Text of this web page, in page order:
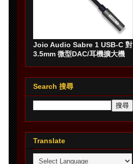
Joio Audio Sabre 1 USB-C 對
3.5mm 微型DAC/耳機擴大機
Search 搜尋
Translate